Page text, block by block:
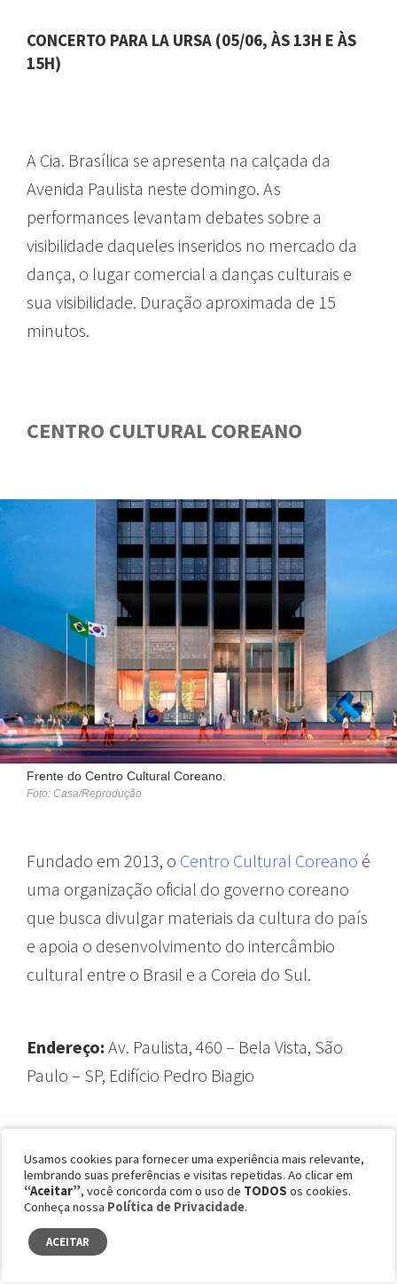
CONCERTO PARA LA URSA (05/06, ÀS 13H E ÀS
15H)
A Cia. Brasílica se apresenta na calçada da
Avenida Paulista neste domingo. As
performances levantam debates sobre a
visibilidade daqueles inseridos no mercado da
dança, o lugar comercial a danças culturais e
sua visibilidade. Duração aproximada de 15
minutos.
CENTRO CULTURAL COREANO
Frente do Centro Cultural Coreano.
Foto: Casa/Reprodução
Fundado em 2013, o Centro Cultural Coreano é
uma organização oficial do governo coreano
que busca divulgar materiais da cultura do país
e apoia o desenvolvimento do intercâmbio
cultural entre o Brasil e a Coreia do Sul.
Endereço: Av. Paulista, 460 – Bela Vista, São
Paulo – SP, Edifício Pedro Biagio
segunda a sexta-
feira, das 10h às 19h
Entrada gratuita
Usamos cookies para fornecer uma experiência mais relevante,
lembrando suas preferências e visitas repetidas. Ao clicar em
“Aceitar”, você concorda com o uso de TODOS os cookies.
Conheça nossa Política de Privacidade.
ACEITAR